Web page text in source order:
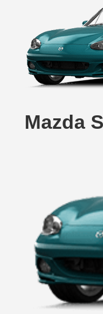
Mazda